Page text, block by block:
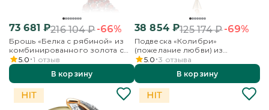
73 681 ₽216 104₽-66%
Брошь «Белка с рябиной» из
комбинированного золота с
гранатами и эмалью
5.0 1 отзыв
В корзину
38 854₽125 174₽-69%
Подвеска «Колибри»
(пожелание любви) из
комбинированного золота с
топазами и эмалью
5.0 3 отзыва
В корзину